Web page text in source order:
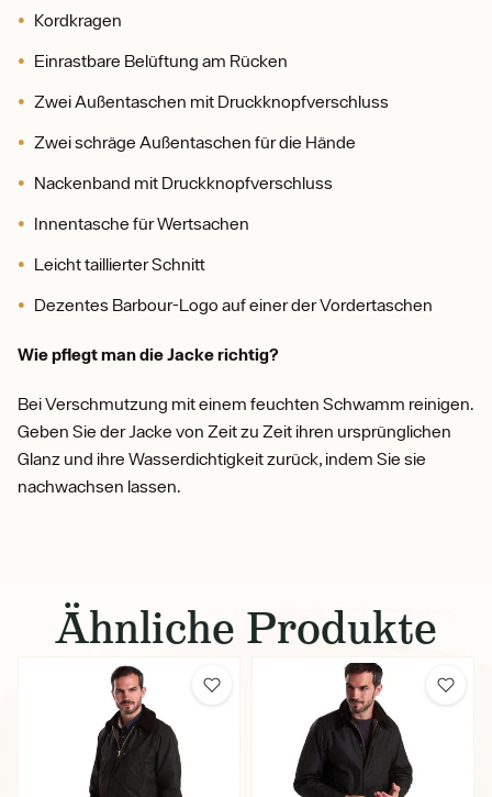
Kordkragen
Einrastbare Belüftung am Rücken
Zwei Außentaschen mit Druckknopfverschluss
Zwei schräge Außentaschen für die Hände
Nackenband mit Druckknopfverschluss
Innentasche für Wertsachen
Leicht taillierter Schnitt
Dezentes Barbour-Logo auf einer der Vordertaschen
Wie pflegt man die Jacke richtig?
Bei Verschmutzung mit einem feuchten Schwamm reinigen.
Geben Sie der Jacke von Zeit zu Zeit ihren ursprünglichen
Glanz und ihre Wasserdichtigkeit zurück, indem Sie sie
nachwachsen lassen.
Ähnliche Produkte